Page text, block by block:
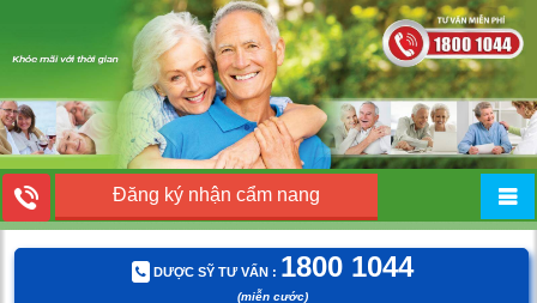
Đăng ký nhận cẩm nang
DƯỢC SỸ TƯ VẤN : 1800 1044
(miễn cước)